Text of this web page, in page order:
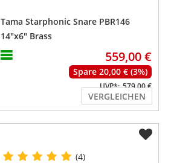
Tama Starphonic Snare PBR146
14"x6" Brass
559,00 €
Spare 20,00 € (3%)
UVP*: 579,00 €
VERGLEICHEN
(4)